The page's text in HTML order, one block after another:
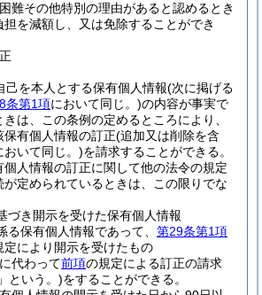
難その他特別の理由があると認めるとき
担を減額し、又は免除することができ
己を本人とする保有個人情報(次に掲げる
条第1項において同じ。)の内容が事実で
は、この条例の定めるところにより、
有個人情報の訂正(追加又は削除を含
おいて同じ。)を請求することができる。
個人情報の訂正に関して他の法令の規定
が定められているときは、この限りでな
づき開示を受けた保有個人情報
る保有個人情報であって、 第29条第1項
定により開示を受けたもの
代わって前項の規定による訂正の請求
という。)をすることができる。